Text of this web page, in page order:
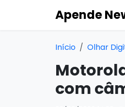
Apende
Início Olhar
com